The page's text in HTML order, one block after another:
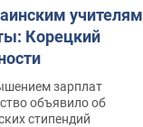
учителям
Корецкий
зарплат
объявило об
стипендий